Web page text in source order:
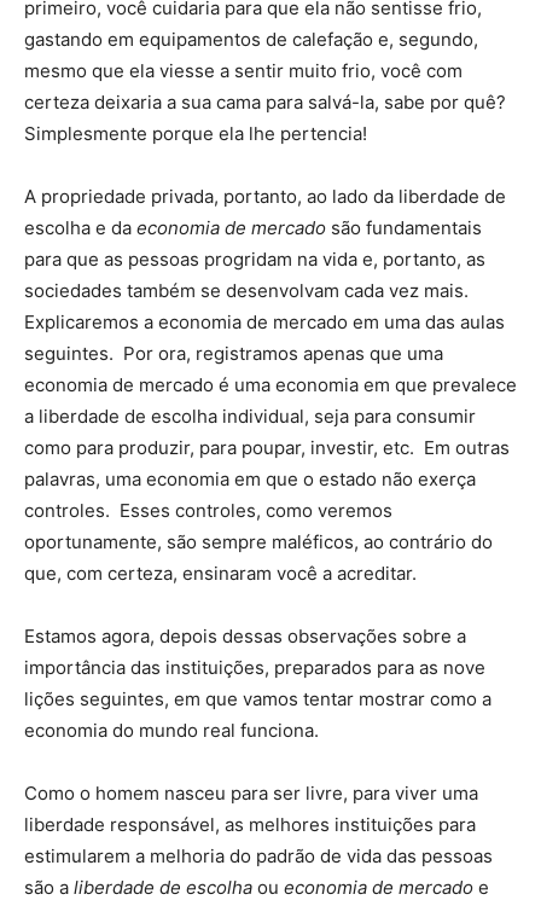
primeiro, você cuidaria para que ela não sentisse frio,
gastando em equipamentos de calefação e, segundo,
mesmo que ela viesse a sentir muito frio, você com
certeza deixaria a sua cama para salvá-la, sabe por quê?
Simplesmente porque ela lhe pertencia!
A propriedade privada, portanto, ao lado da liberdade de
escolha e da economia de mercado são fundamentais
para que as pessoas progridam na vida e, portanto, as
sociedades também se desenvolvam cada vez mais.
Explicaremos a economia de mercado em uma das aulas
seguintes. Por ora, registramos apenas que uma
economia de mercado é uma economia em que prevalece
a liberdade de escolha individual, seja para consumir
como para produzir, para poupar, investir, etc. Em outras
palavras, uma economia em que o estado não exerça
controles. Esses controles, como veremos
oportunamente, são sempre maléficos, ao contrário do
que, com certeza, ensinaram você a acreditar.
Estamos agora, depois dessas observações sobre a
importância das instituições, preparados para as nove
lições seguintes, em que vamos tentar mostrar como a
economia do mundo real funciona.
Como o homem nasceu para ser livre, para viver uma
liberdade responsável, as melhores instituições para
estimularem a melhoria do padrão de vida das pessoas
são a liberdade de escolha ou economia de mercado e